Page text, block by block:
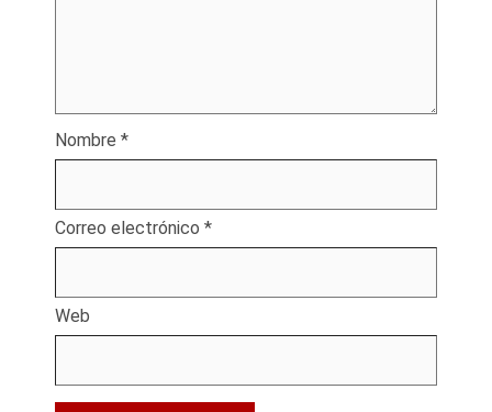
Nombre *
Correo electrónico *
Web